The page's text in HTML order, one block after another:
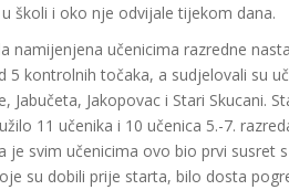
školi i oko nje odvijale tijekom dana.
namijenjena učenicima razredne
5 kontrolnih točaka, a sudjelovali su
Jabučeta, Jakopovac i Stari Skucani.
11 učenika i 10 učenica 5.-7.
je svim učenicima ovo bio prvi susret
su dobili prije starta, bilo dosta